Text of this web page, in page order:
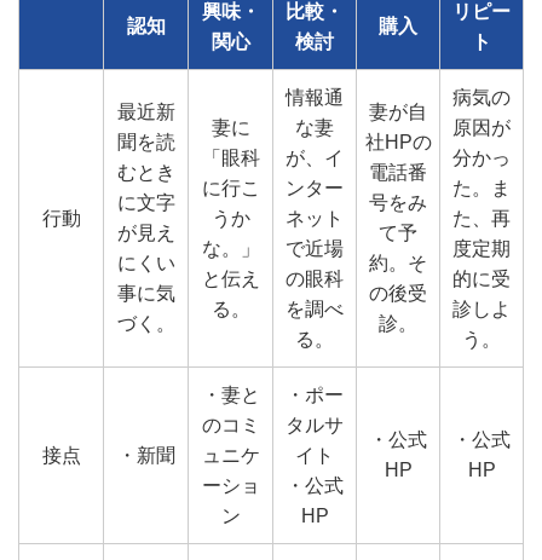
認知
興味・
関心
比較・
検討
購入
リピー
ト
行動
最近新
聞を読
むとき
に文字
が見え
にくい
事に気
づく。
妻に
「眼科
に行こ
うか
な。」
と伝え
る。
情報通
な妻
が、イ
ンター
ネット
で近場
の眼科
を調べ
る。
妻が自
社HPの
電話番
号をみ
て予
約。そ
の後受
診。
病気の
原因が
分かっ
た。ま
た、再
度定期
的に受
診しよ
う。
接点 ・新聞
・妻と
のコミ
ュニケ
ーショ
ン
・ポー
タルサ
イト
・公式
HP
・公式
HP
・公式
HP